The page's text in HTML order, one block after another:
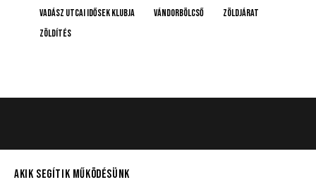
Vadász Utcai Idősek Klubja
Vándorbölcső
Zöldjárat
Zöldítés
AKIK SEGÍTIK MŰKÖDÉSÜNK